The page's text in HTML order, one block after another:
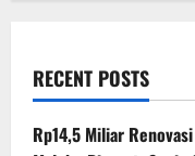
RECENT POSTS
Rp14,5 Miliar